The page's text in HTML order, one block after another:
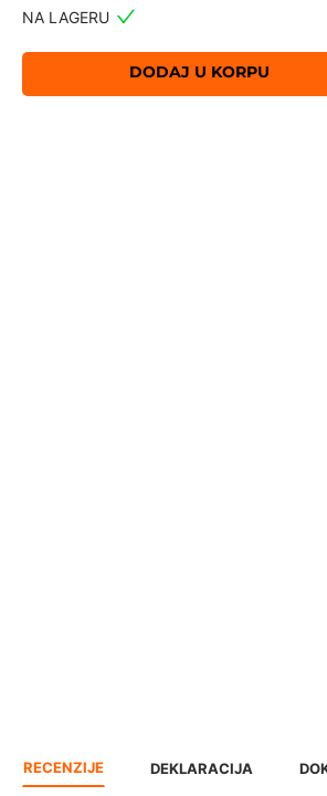
NA LAGERU
DODAJ U KORPU
RECENZIJE DEKLARACIJA